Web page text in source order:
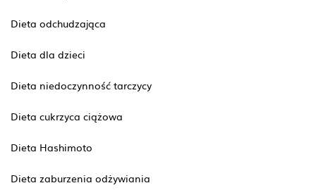
Dieta odchudzająca
Dieta dla dzieci
Dieta niedoczynność tarczycy
Dieta cukrzyca ciążowa
Dieta Hashimoto
Dieta zaburzenia odżywiania